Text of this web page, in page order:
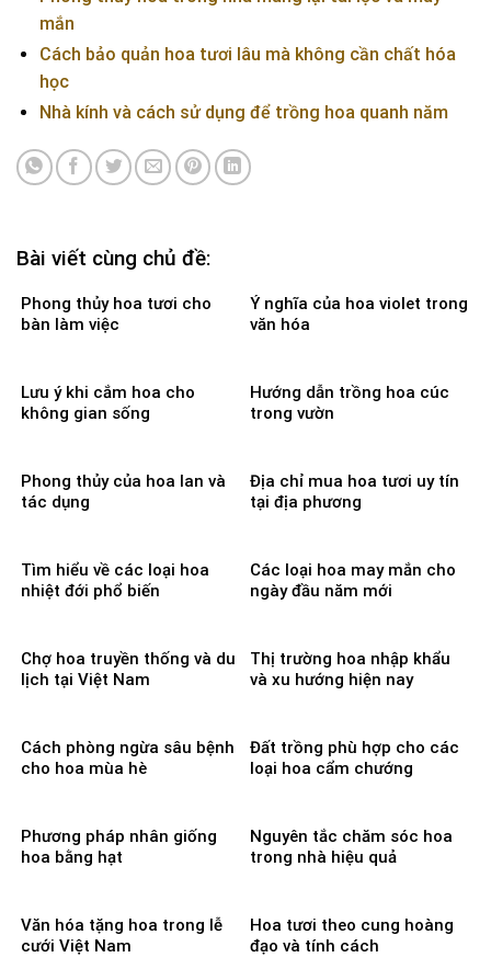
mắn
Cách bảo quản hoa tươi lâu mà không cần chất hóa
học
Nhà kính và cách sử dụng để trồng hoa quanh năm
Bài viết cùng chủ đề:
Phong thủy hoa tươi cho
bàn làm việc
Ý nghĩa của hoa violet trong
văn hóa
Lưu ý khi cắm hoa cho
không gian sống
Hướng dẫn trồng hoa cúc
trong vườn
Phong thủy của hoa lan và
tác dụng
Địa chỉ mua hoa tươi uy tín
tại địa phương
Tìm hiểu về các loại hoa
nhiệt đới phổ biến
Các loại hoa may mắn cho
ngày đầu năm mới
Chợ hoa truyền thống và du
lịch tại Việt Nam
Thị trường hoa nhập khẩu
và xu hướng hiện nay
Cách phòng ngừa sâu bệnh
cho hoa mùa hè
Đất trồng phù hợp cho các
loại hoa cẩm chướng
Phương pháp nhân giống
hoa bằng hạt
Nguyên tắc chăm sóc hoa
trong nhà hiệu quả
Văn hóa tặng hoa trong lễ
cưới Việt Nam
Hoa tươi theo cung hoàng
đạo và tính cách